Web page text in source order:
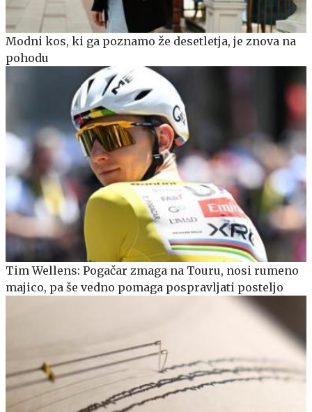
Modni kos, ki ga poznamo že desetletja, je znova na
pohodu
Tim Wellens: Pogačar zmaga na Touru, nosi rumeno
majico, pa še vedno pomaga pospravljati posteljo